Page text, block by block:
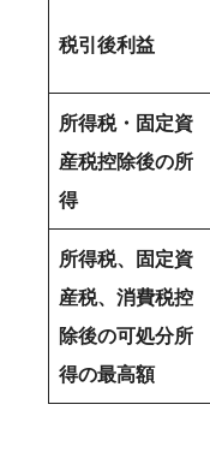
税引後利益
所得税・固定資
産税控除後の所
得
所得税、固定資
産税、消費税控
除後の可処分所
得の最高額